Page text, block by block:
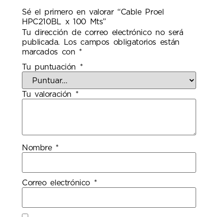
Sé el primero en valorar “Cable Proel
HPC210BL x 100 Mts”
Tu dirección de correo electrónico no será
publicada.
Los campos obligatorios están
marcados con *
Tu puntuación *
Tu valoración *
Nombre *
Correo electrónico *